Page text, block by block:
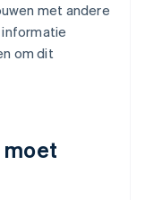
met andere
om dit
moet